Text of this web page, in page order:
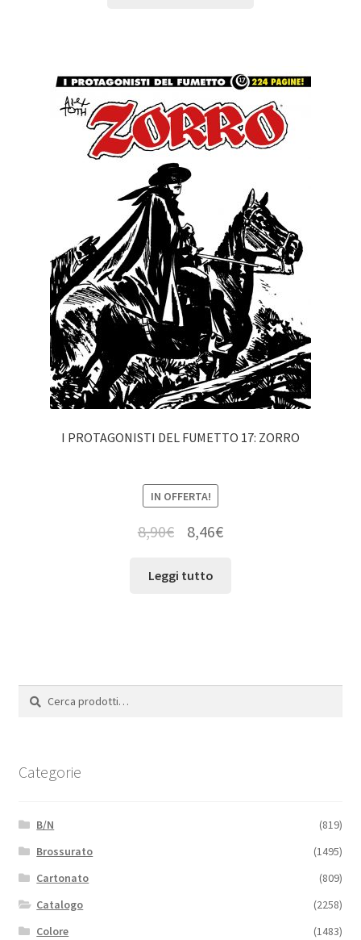
I PROTAGONISTI DEL FUMETTO 17: ZORRO
IN OFFERTA!
8,90€ 8,46€
Leggi tutto
Cerca:
Cerca
Categorie
B/N
(819)
Brossurato
(1495)
Cartonato
(809)
Catalogo
(2258)
Colore
(1483)